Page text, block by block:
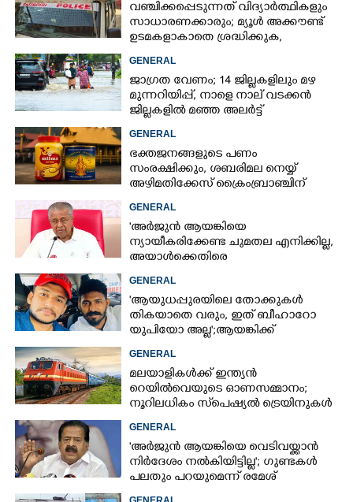
വഞ്ചിക്കപ്പെടുന്നത് വിദ്യാർത്ഥികളും
സാധാരണക്കാരും; മ്യൂൾ അക്കൗണ്ട്
ഉടമകളാകാതെ ശ്രദ്ധിക്കുക,
GENERAL
ജാഗ്രത വേണം; 14 ജില്ലകളിലും മഴ
മുന്നറിയിപ്പ്, നാളെ നാല് വടക്കൻ
ജില്ലകളിൽ മഞ്ഞ അലർട്ട്
GENERAL
ഭക്തജനങ്ങളുടെ പണം
സംരക്ഷിക്കും, ശബരിമല നെയ്യ്
അഴിമതിക്കേസ് ക്രൈംബ്രാഞ്ചിന്
GENERAL
'അർജുൻ ആയങ്കിയെ
ന്യായീകരിക്കേണ്ട ചുമതല എനിക്കില്ല,
അയാൾക്കെതിരെ
GENERAL
'ആയുധപ്പുരയിലെ തോക്കുകൾ
തികയാതെ വരും, ഇത് ബീഹാറോ
യുപിയോ അല്ല';ആയങ്കിക്ക്
GENERAL
മലയാളികൾക്ക് ഇന്ത്യൻ
റെയിൽവെയുടെ ഓണസമ്മാനം;
നൂറിലധികം സ്‌പെഷ്യൽ ട്രെയിനുകൾ
GENERAL
'അർജുൻ ആയങ്കിയെ വെടിവയ്ക്കാൻ
നിർദേശം നൽകിയിട്ടില്ല'; ഗുണ്ടകൾ
പലതും പറയുമെന്ന് രമേശ്